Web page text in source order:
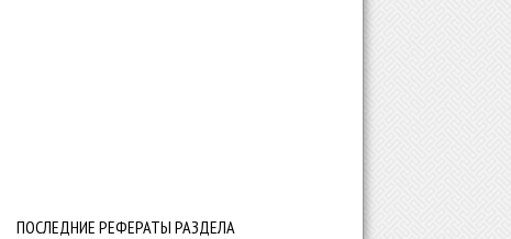
ПОСЛЕДНИЕ РЕФЕРАТЫ РАЗДЕЛА